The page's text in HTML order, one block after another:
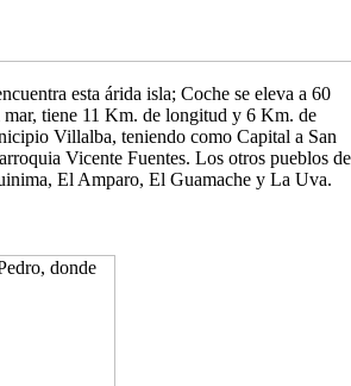
esta árida isla; Coche se eleva a 60
tiene 11 Km. de longitud y 6 Km. de
Villalba, teniendo como Capital a San
Vicente Fuentes. Los otros pueblos de
El Amparo, El Guamache y La Uva.